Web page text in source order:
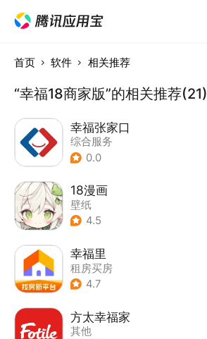
首页 软件 相关推荐
“幸福18商家版”的相关推荐(21)
幸福张家口
综合服务
0.0
18漫画
壁纸
4.5
幸福里
租房买房
4.7
方太幸福家
其他